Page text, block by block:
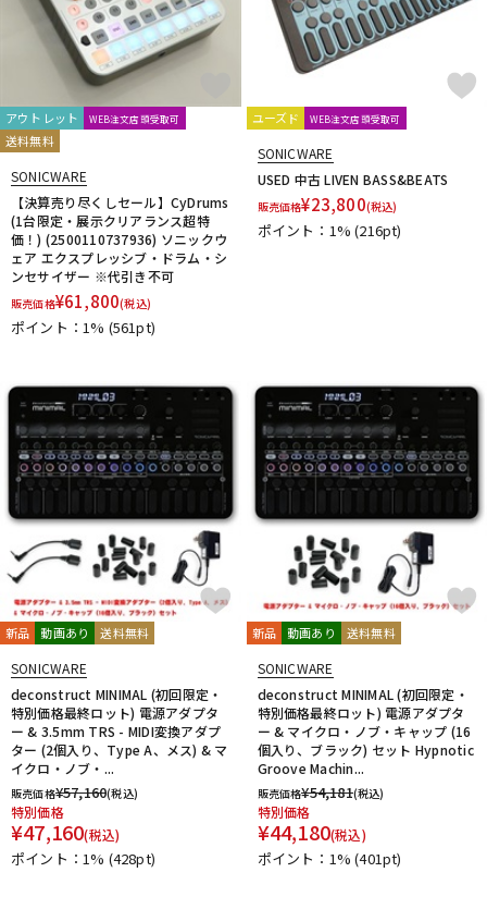
管楽器 その他楽器
エフェクター
DJ機器 DTM
DTM オンライン納品
配信/ライブ機器 楽器アクセサリ
中古 ヴィンテージ
アウトレット WEB注文店頭受取可
送料無料
SONICWARE
【決算売り尽くしセール】CyDrums
(1台限定・展示クリアランス超特
価！) (2500110737936) ソニックウ
ェア エクスプレッシブ・ドラム・シ
ンセサイザー ※代引き不可
販売価格¥61,800(税込)
ポイント：1% (561pt)
ユーズド WEB注文店頭受取可
SONICWARE
USED 中古 LIVEN BASS&BEATS
販売価格¥23,800(税込)
ポイント：1%(216pt)
新品 動画あり 送料無料
SONICWARE
deconstruct MINIMAL (初回限定・
特別価格最終ロット) 電源アダプタ
ー & 3.5mm TRS - MIDI変換アダプ
ター (2個入り、Type A、メス) & マ
イクロ・ノブ・...
販売価格¥57,160(税込)
特別価格
¥47,160(税込)
ポイント：1% (428pt)
新品 動画あり 送料無料
SONICWARE
deconstruct MINIMAL (初回限定・
特別価格最終ロット) 電源アダプタ
ー & マイクロ・ノブ・キャップ (16
個入り、ブラック) セット Hypnotic
Groove Machin...
販売価格¥54,181(税込)
特別価格
¥44,180(税込)
ポイント：1%(401pt)